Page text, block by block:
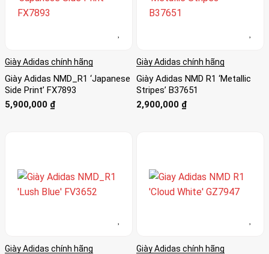
Giày Adidas chính hãng
Giày Adidas NMD_R1 ‘Japanese
Side Print’ FX7893
5,900,000 ₫
Giày Adidas chính hãng
Giày Adidas NMD R1 ‘Metallic
Stripes’ B37651
2,900,000 ₫
Giày Adidas chính hãng Giày Adidas chính hãng